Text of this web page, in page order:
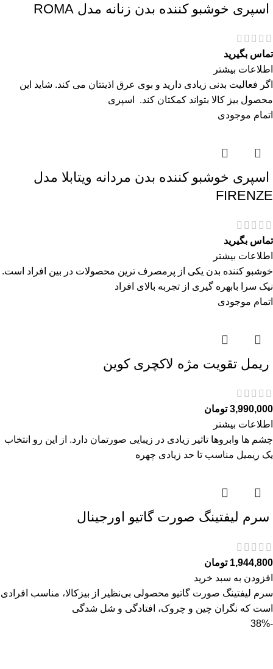
اسپری خوشبو کننده بدن زنانه مدل ROMA
تماس بگیرید
اطلاعات بیشتر
اگر فعالیت بدنی زیادی دارید و بوی عرق اذیتتان می کند. شاید این
محصول بیز کالا بتواند کمکتان کند. اسپری
اتمام موجودی
اسپری خوشبو کننده بدن مردانه ویتابلا مدل
FIRENZE
تماس بگیرید
اطلاعات بیشتر
خوشبو کننده بدن یکی از پرمصرف ترین محصولات در بین افراد است.
نیک سرا بابهره گیری از تجربه بالای افراد
اتمام موجودی
ريمل تقويت مژه لاكچری كوين
3,990,000 تومان
اطلاعات بیشتر
چشم ها وابروها تاثیر زیادی در زیبایی صورتمان دارد. از این رو انتخاب
یک ریمیل مناسب تا حد زیادی چهره
سرم ليفتينگ صورت گاتیو اورجینال
1,944,800 تومان
افزودن به سبد خرید
سرم ليفتينگ صورت گاتیو محصولی بی‌نظیر از بیزکالا، مناسب افرادی
است که نگران چین و چروک، افتادگی و شل‌ شدگی
-38%